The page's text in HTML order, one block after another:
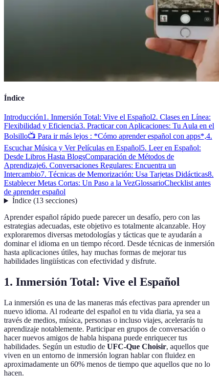
Índice
Introducción1. Inmersión Total: Vive el Español2. Clases en Línea:
Flexibilidad y Eficiencia3. Practicar con Aplicaciones: Tu Aula en el
Bolsillo📺 Para ir más lejos : *Cómo aprender español con apps*,4.
Escuchar Música y Ver Películas en Español5. Leer en Español:
Desde Libros Hasta BlogsComparación de Métodos de
Aprendizaje6. Conversaciones Regulares: Encuentra un
Intercambio7. Técnicas de Memorización: Usa Tarjetas Didácticas8.
Establecer Metas Cortas: Un Paso a la VezGlossarioChecklist antes
de aprender español
Índice(13 secciones)
Aprender español rápido puede parecer un desafío, pero con las
estrategias adecuadas, este objetivo es totalmente alcanzable. Hoy
exploraremos diversas metodologías y tácticas que te ayudarán a
dominar el idioma en un tiempo récord. Desde técnicas de inmersión
hasta aplicaciones útiles, hay muchas formas de mejorar tus
habilidades lingüísticas con efectividad y disfrute.
1. Inmersión Total: Vive el Español
La inmersión es una de las maneras más efectivas para aprender un
nuevo idioma. Al rodearte del español en tu vida diaria, ya sea a
través de medios, música, personas o incluso viajes, acelerarás tu
aprendizaje notablemente. Participar en grupos de conversación o
hacer nuevos amigos de habla hispana puede enriquecer tus
habilidades. Según un estudio de UFC-Que Choisir, aquellos que
viven en un entorno de inmersión logran hablar con fluidez en
aproximadamente un 60% menos de tiempo que aquellos que no lo
hacen.